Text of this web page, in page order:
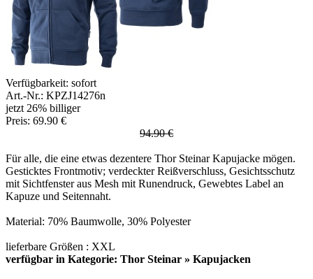
Verfügbarkeit: sofort
Art.-Nr.: KPZJ14276n
jetzt 26% billiger
Preis: 69.90 €
94.90 €
Für alle, die eine etwas dezentere Thor Steinar Kapujacke mögen.
Gesticktes Frontmotiv; verdeckter Reißverschluss, Gesichtsschutz
mit Sichtfenster aus Mesh mit Runendruck, Gewebtes Label an
Kapuze und Seitennaht.
Material: 70% Baumwolle, 30% Polyester
lieferbare Größen : XXL
verfügbar in Kategorie: Thor Steinar » Kapujacken